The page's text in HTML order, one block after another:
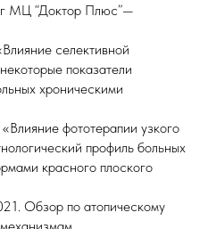
МЦ “Доктор Плюс”—
селективной
показатели
хроническими
фототерапии узкого
профиль больных
красного плоского
Обзор по атопическому